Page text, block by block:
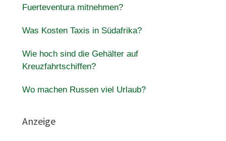
Fuerteventura mitnehmen?
Was Kosten Taxis in Südafrika?
Wie hoch sind die Gehälter auf
Kreuzfahrtschiffen?
Wo machen Russen viel Urlaub?
Anzeige